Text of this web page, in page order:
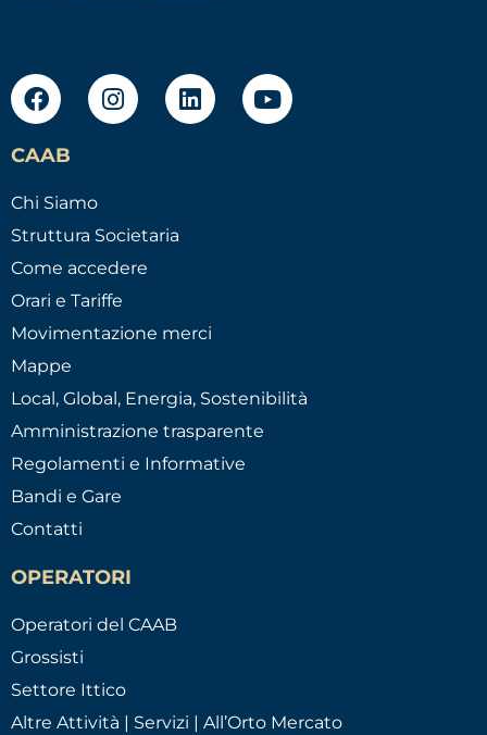
CAAB
Chi Siamo
Struttura Societaria
Come accedere
Orari e Tariffe
Movimentazione merci
Mappe
Local, Global, Energia, Sostenibilità
Amministrazione trasparente
Regolamenti e Informative
Bandi e Gare
Contatti
OPERATORI
Operatori del CAAB
Grossisti
Settore Ittico
Altre Attività | Servizi | All’Orto Mercato